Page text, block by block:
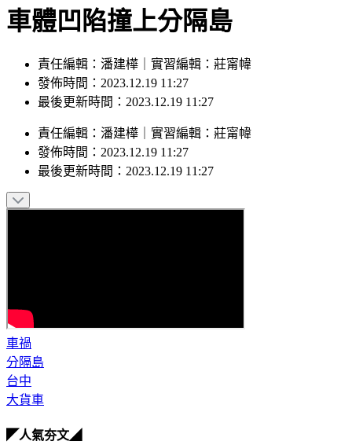
車體凹陷撞上分隔島
責任編輯：潘建樺｜實習編輯：莊甯幃
發佈時間：2023.12.19 11:27
最後更新時間：2023.12.19 11:27
責任編輯 ： 潘建樺 實習編輯 ： 莊甯幃
發佈時間： 2023.12.19 11:27
最後更新時間： 2023.12.19 11:27
車禍
分隔島
台中
大貨車
◤人氣夯文◢